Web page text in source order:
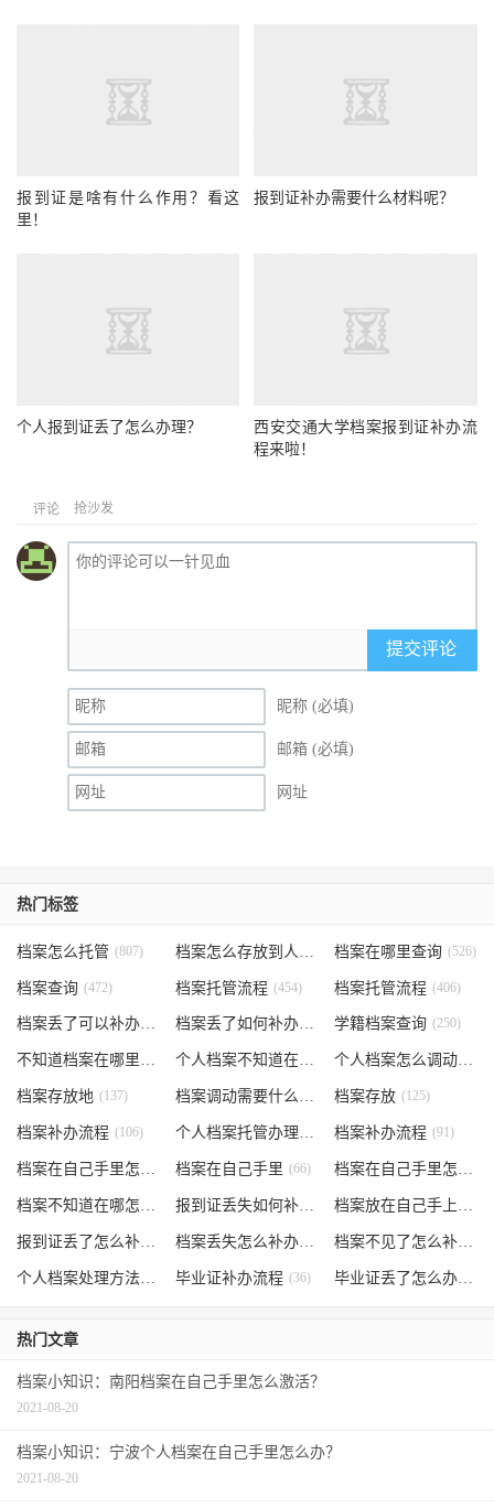
报到证是啥有什么作用？看这
里！
报到证补办需要什么材料呢？
个人报到证丢了怎么办理？
西安交通大学档案报到证补办流
程来啦！
评论 抢沙发
提交评论
昵称 (必填)
邮箱 (必填)
网址
热门标签
档案怎么托管 (807) (535)
档案在哪里查询 (526)
档案查询 (472) 档案托管流程 (454) 档案托管流程 (406)
档案丢了可以补办吗 (371) 档案丢了如何补办 学籍档案查询 (250)
不知道档案在哪里 个人档案不知道在哪儿 (191) 个人档案怎么调动
档案存放地 (137) 档案调动需要什么手续 (130)
档案存放 (125)
档案补办流程 (106) 个人档案托管办理流程 (102)
档案补办流程 (91)
档案在自己手里怎么办 (85)
档案在自己手里 (66) 档案在自己手里怎么处理
档案不知道在哪怎么办 (62) 报到证丢失如何补办 (54) 档案放在自己手上
报到证丢了怎么补办 (52) 档案丢失怎么补办 档案不见了怎么补办
个人档案处理方法 毕业证补办流程 (36) 毕业证丢了怎么办
热门文章
档案小知识：南阳档案在自己手里怎么激活？
2021-08-20
档案小知识：宁波个人档案在自己手里怎么办？
2021-08-20